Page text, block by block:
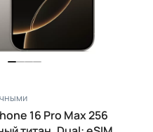
16 Pro Max 256